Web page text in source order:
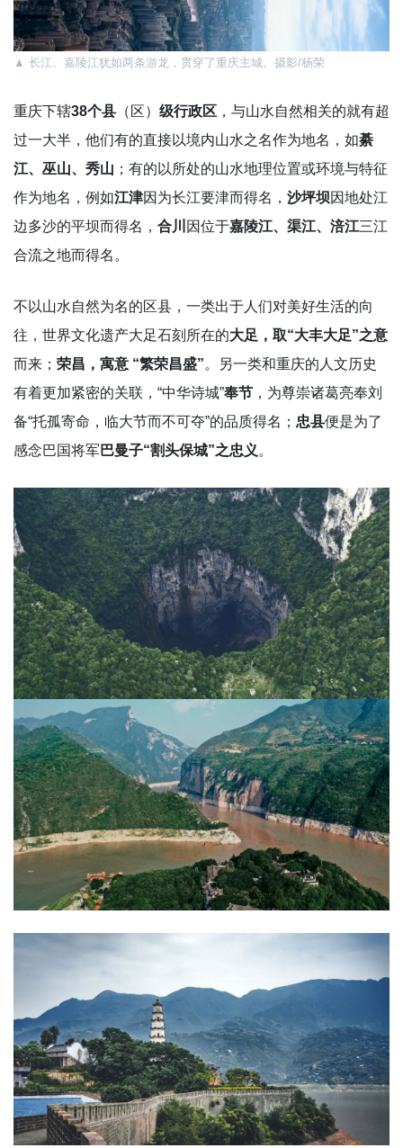
▲ 长江、嘉陵江犹如两条游龙，贯穿了重庆主城。摄影/杨荣
重庆下辖38个县 （区） 级行政区 ，与山水自然相关的就有超
过一大半，他们有的直接以境内山水之名作为地名，如綦
江、巫山、秀山 ；有的以所处的山水地理位置或环境与特征
作为地名，例如江津因为长江要津而得名， 沙坪坝因地处江
边多沙的平坝而得名， 合川 因位于嘉陵江、渠江、涪江三江
合流之地而得名。
不以山水自然为名的区县，一类出于人们对美好生活的向
往，世界文化遗产大足石刻所在的大足，取“大丰大足”之意
而来； 荣昌，寓意 “繁荣昌盛”。另一类和重庆的人文历史
有着更加紧密的关联，“中华诗城”奉节 ，为尊崇诸葛亮奉刘
备“托孤寄命，临大节而不可夺”的品质得名； 忠县便是为了
感念巴国将军巴曼子“割头保城”之忠义 。